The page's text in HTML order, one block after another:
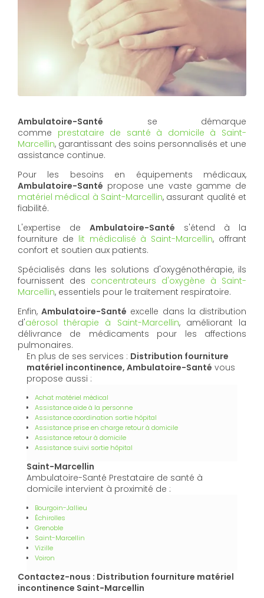
Ambulatoire-Santé se démarque
comme prestataire de santé à domicile à Saint-
Marcellin, garantissant des soins personnalisés et une
assistance continue.
Pour les besoins en équipements médicaux,
Ambulatoire-Santé propose une vaste gamme de
matériel médical à Saint-Marcellin, assurant qualité et
fiabilité.
L'expertise de Ambulatoire-Santé s'étend à la
fourniture de lit médicalisé à Saint-Marcellin, offrant
confort et soutien aux patients.
Spécialisés dans les solutions d'oxygénothérapie, ils
fournissent des concentrateurs d'oxygène à Saint-
Marcellin, essentiels pour le traitement respiratoire.
Enfin,Ambulatoire-Santé excelle dans la distribution
d'aérosol thérapie à Saint-Marcellin, améliorant la
délivrance de médicaments pour les affections
pulmonaires.
En plus de ses services : Distribution fourniture
matériel incontinence, Ambulatoire-Santé vous
propose aussi :
Achat matériel médical
Assistance aide à la personne
Assistance coordination sortie hôpital
Assistance prise en charge retour à domicile
Assistance retour à domicile
Assistance suivi sortie hôpital
Saint-Marcellin
Ambulatoire-Santé Prestataire de santé à
domicile intervient à proximité de :
Bourgoin-Jallieu
Échirolles
Grenoble
Saint-Marcellin
Vizille
Voiron
Contactez-nous : Distribution fourniture matériel
incontinence Saint-Marcellin